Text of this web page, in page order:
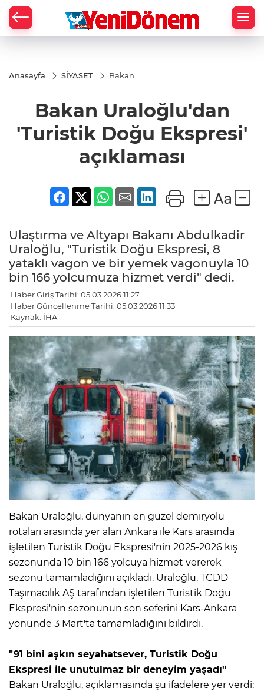
Anasayfa SİYASET
Bakan
Doğu
Ekspresi'
Bakan Uraloğlu'dan
'Turistik Doğu Ekspresi'
açıklaması
Ulaştırma ve Altyapı Bakanı Abdulkadir
Uraloğlu, "Turistik Doğu Ekspresi, 8
yataklı vagon ve bir yemek vagonuyla 10
bin 166 yolcumuza hizmet verdi" dedi.
Haber Giriş Tarihi: 05.03.2026 11:27
Haber Güncellenme Tarihi: 05.03.2026 11:33
Kaynak: İHA
Bakan Uraloğlu, dünyanın en güzel demiryolu
rotaları arasında yer alan Ankara ile Kars arasında
işletilen Turistik Doğu Ekspresi'nin 2025-2026 kış
sezonunda 10 bin 166 yolcuya hizmet vererek
sezonu tamamladığını açıkladı. Uraloğlu, TCDD
Taşımacılık AŞ tarafından işletilen Turistik Doğu
Ekspresi'nin sezonunun son seferini Kars-Ankara
yönünde 3 Mart'ta tamamladığını bildirdi.
"91 bini aşkın seyahatsever, Turistik Doğu
Ekspresi ile unutulmaz bir deneyim yaşadı"
Bakan Uraloğlu, açıklamasında şu ifadelere yer verdi: